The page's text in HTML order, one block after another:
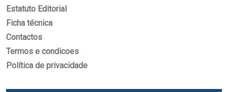
Estatuto Editorial
Ficha técnica
Contactos
Termos e condicoes
Política de privacidade